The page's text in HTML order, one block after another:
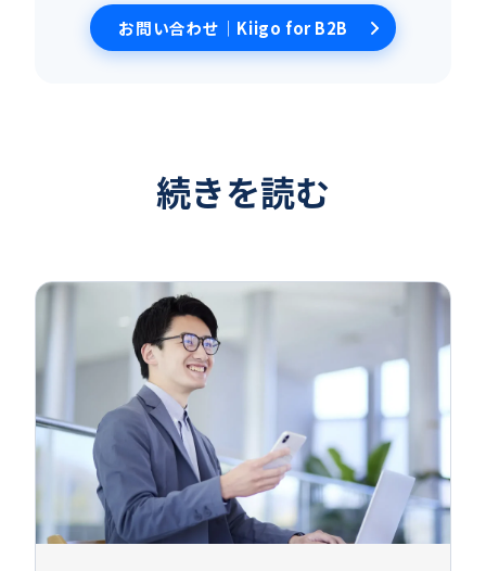
お問い合わせ｜Kiigo for B2B
続きを読む